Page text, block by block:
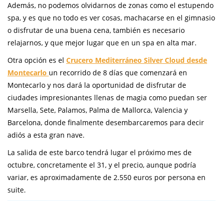
Además, no podemos olvidarnos de zonas como el estupendo
spa, y es que no todo es ver cosas, machacarse en el gimnasio
o disfrutar de una buena cena, también es necesario
relajarnos, y que mejor lugar que en un spa en alta mar.
Otra opción es el Crucero Mediterráneo Silver Cloud desde
Montecarlo un recorrido de 8 días que comenzará en
Montecarlo y nos dará la oportunidad de disfrutar de
ciudades impresionantes llenas de magia como puedan ser
Marsella, Sete, Palamos, Palma de Mallorca, Valencia y
Barcelona, donde finalmente desembarcaremos para decir
adiós a esta gran nave.
La salida de este barco tendrá lugar el próximo mes de
octubre, concretamente el 31, y el precio, aunque podría
variar, es aproximadamente de 2.550 euros por persona en
suite.